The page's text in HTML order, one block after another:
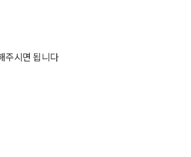
주시면 됩니다